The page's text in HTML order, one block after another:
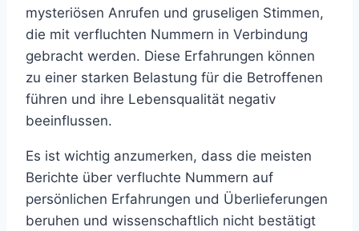
mysteriösen Anrufen und gruseligen Stimmen,
die mit verfluchten Nummern in Verbindung
gebracht werden. Diese Erfahrungen können
zu einer starken Belastung für die Betroffenen
führen und ihre Lebensqualität negativ
beeinflussen.
Es ist wichtig anzumerken, dass die meisten
Berichte über verfluchte Nummern auf
persönlichen Erfahrungen und Überlieferungen
beruhen und wissenschaftlich nicht bestätigt